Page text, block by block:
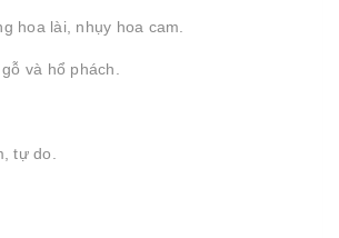
hoa lài, nhụy hoa cam.
và hổ phách.
tự do.